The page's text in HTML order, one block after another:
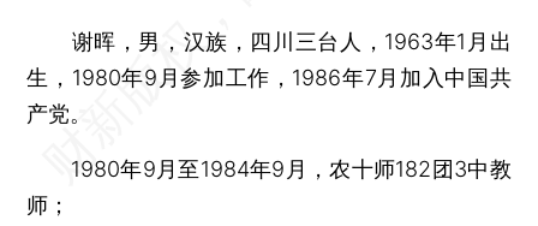
谢晖，男，汉族，四川三台人，1963年1月出
生，1980年9月参加工作，1986年7月加入中国共
产党。
1980年9月至1984年9月，农十师182团3中教
师；